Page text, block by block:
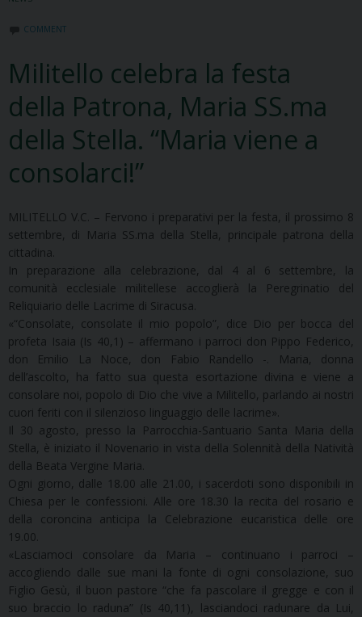
COMMENT
Militello celebra la festa
della Patrona, Maria SS.ma
della Stella. “Maria viene a
consolarci!”
MILITELLO V.C. – Fervono i preparativi per la festa, il prossimo 8
settembre, di Maria SS.ma della Stella, principale patrona della
cittadina.
In preparazione alla celebrazione, dal 4 al 6 settembre, la
comunità ecclesiale militellese accoglierà la Peregrinatio del
Reliquiario delle Lacrime di Siracusa.
«“Consolate, consolate il mio popolo”, dice Dio per bocca del
profeta Isaia (Is 40,1) – affermano i parroci don Pippo Federico,
don Emilio La Noce, don Fabio Randello -. Maria, donna
dell’ascolto, ha fatto sua questa esortazione divina e viene a
consolare noi, popolo di Dio che vive a Militello, parlando ai nostri
cuori feriti con il silenzioso linguaggio delle lacrime».
Il 30 agosto, presso la Parrocchia-Santuario Santa Maria della
Stella, è iniziato il Novenario in vista della Solennità della Natività
della Beata Vergine Maria.
Ogni giorno, dalle 18.00 alle 21.00, i sacerdoti sono disponibili in
Chiesa per le confessioni. Alle ore 18.30 la recita del rosario e
della coroncina anticipa la Celebrazione eucaristica delle ore
19.00.
«Lasciamoci consolare da Maria – continuano i parroci –
accogliendo dalle sue mani la fonte di ogni consolazione, suo
Figlio Gesù, il buon pastore “che fa pascolare il gregge e con il
suo braccio lo raduna” (Is 40,11), lasciandoci radunare da Lui,